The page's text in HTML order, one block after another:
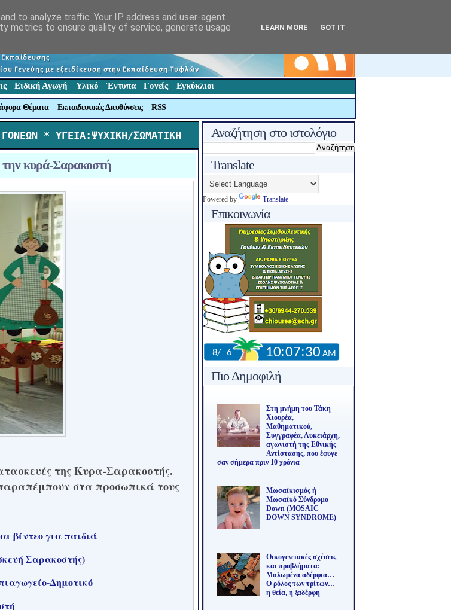
Ειδική Αγωγή Υλικό Έντυπα Γονείς Εγκύκλιοι
Θέματα Εκπαιδευτικές Διευθύνσεις RSS
ΓΟΝΕΩΝ * ΥΓΕΙΑ:ΨΥΧΙΚΗ/ΣΩΜΑΤΙΚΗ
κυρά-Σαρακοστή
της Κυρα-Σαρακοστής.
στα προσωπικά τους
βίντεο για παιδιά
Σαρακοστής)
Δημοτικό
Αναζήτηση στο ιστολόγιο
Translate
Powered by Translate
Επικοινωνία
Πιο Δημοφιλή
Στη μνήμη του Τάκη
Χιουρέα,
Μαθηματικού,
Συγγραφέα, Λυκειάρχη,
αγωνιστή της Εθνικής
Αντίστασης, που έφυγε
σαν σήμερα πριν 10 χρόνια
Μωσαϊκισμός ή
Μωσαϊκό Σύνδρομο
Down (MOSAIC
DOWN SYNDROME)
Οικογενειακές σχέσεις
και προβλήματα:
Μαλωμένα αδέρφια…
Ο ρόλος των τρίτων…
η θεία, η ξαδέρφη
to analyze traffic. Your IP address and user-agent
metrics to ensure quality of service, generate usage
LEARN MORE GOT IT